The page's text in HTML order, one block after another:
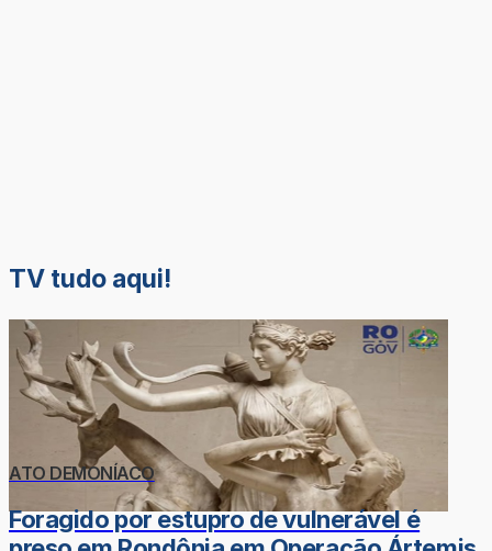
TV tudo aqui!
ATO DEMONÍACO
Foragido por estupro de vulnerável é